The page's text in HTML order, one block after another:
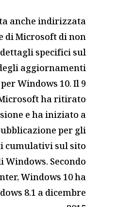
anche indirizzata
di Microsoft di non
specifici sul
aggiornamenti
Windows 10. Il 9
ha ritirato
e ha iniziato a
per gli
cumulativi sul sito
Windows. Secondo
Windows 10 ha
8.1 a dicembre